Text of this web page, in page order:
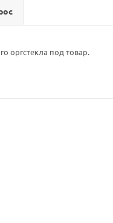
оргстекла под товар.